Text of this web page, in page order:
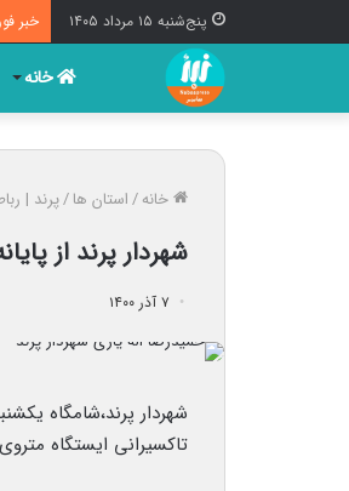
پنج‌شنبه ۱۵ مرداد ۱۴۰۵ خبر
خانه
خانه/استان ها/پرند |
شهردار پرند از
۷ آذر ۱۴۰۰
شهردار پرند،شامگاه
تاکسیرانی ایستگاه